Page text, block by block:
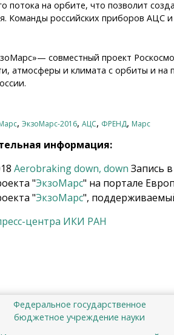
потока на орбите, что позволит
Команды российских приборов АЦС
совместный проект
атмосферы и климата с орбиты и на
, ЭкзоМарс-2016, АЦС, ФРЕНД, Марс
информация:
Aerobraking down, down Запись
"ЭкзоМарс" на портале
"ЭкзоМарс",
центра ИКИ РАН
Федеральное государственное
бюджетное учреждение науки